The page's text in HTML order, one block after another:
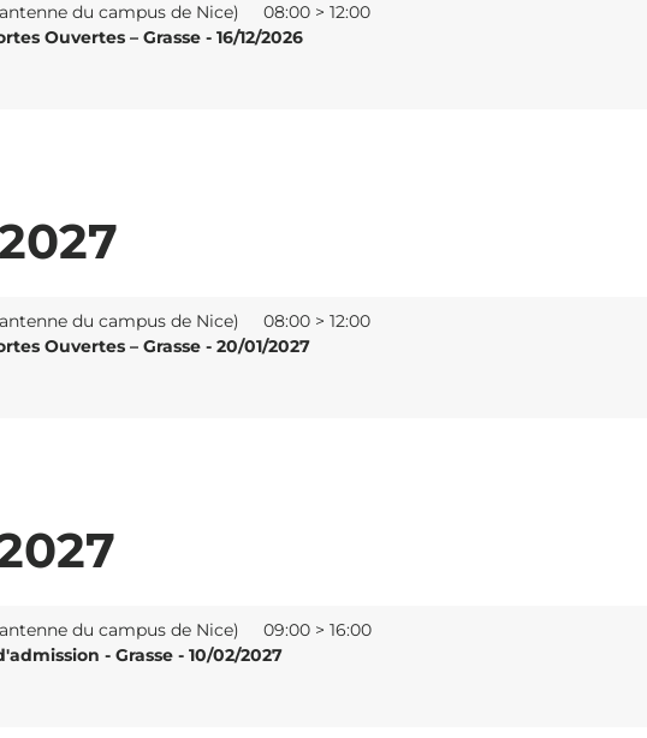
du campus de Nice)
08:00 > 12:00
Ouvertes – Grasse - 16/12/2026
du campus de Nice)
08:00 > 12:00
Ouvertes – Grasse - 20/01/2027
du campus de Nice)
09:00 > 16:00
- Grasse - 10/02/2027